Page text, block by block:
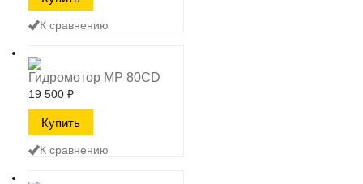
К сравнению
Гидромотор MP 80CD
19 500 ₽
К сравнению